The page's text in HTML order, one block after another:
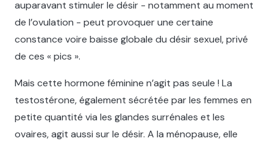
auparavant stimuler le désir - notamment au moment
de l’ovulation - peut provoquer une certaine
constance voire baisse globale du désir sexuel, privé
de ces « pics ».
Mais cette hormone féminine n’agit pas seule ! La
testostérone, également sécrétée par les femmes en
petite quantité via les glandes surrénales et les
ovaires, agit aussi sur le désir. A la ménopause, elle